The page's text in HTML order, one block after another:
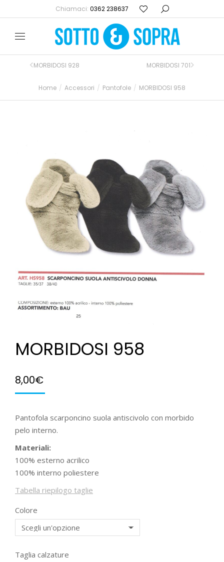
Chiamaci: 0362 238637
Tu sei qui:
Home Accessori Pantofole MORBIDOSI 958
MORBIDOSI 928 MORBIDOSI 701
MORBIDOSI 958
8,00€
Pantofola scarponcino suola antiscivolo con morbido
pelo interno.
Materiali:
100% esterno acrilico
100% interno poliestere
Tabella riepilogo taglie
Colore
Taglia calzature